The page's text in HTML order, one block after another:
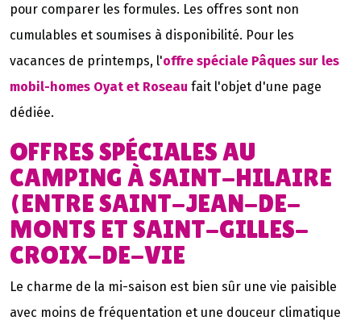
pour comparer les formules. Les offres sont non
cumulables et soumises à disponibilité. Pour les
vacances de printemps, l'offre spéciale Pâques sur les
mobil-homes Oyat et Roseau fait l'objet d'une page
dédiée.
OFFRES SPÉCIALES AU
CAMPING À SAINT-HILAIRE
(ENTRE SAINT-JEAN-DE-
MONTS ET SAINT-GILLES-
CROIX-DE-VIE
Le charme de la mi-saison est bien sûr une vie paisible
avec moins de fréquentation et une douceur climatique